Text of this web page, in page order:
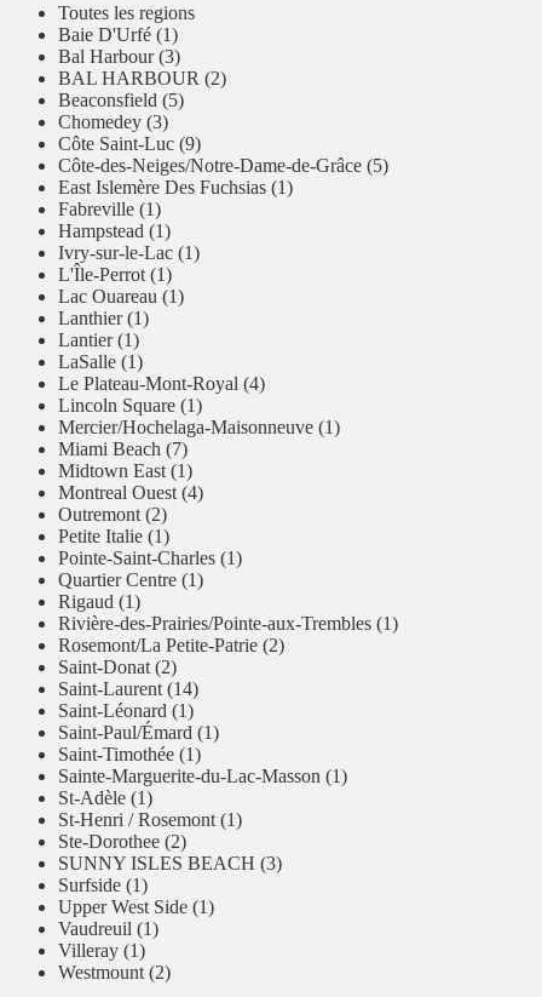
Toutes les regions
Baie D'Urfé (1)
Bal Harbour (3)
BAL HARBOUR (2)
Beaconsfield (5)
Chomedey (3)
Côte Saint-Luc (9)
Côte-des-Neiges/Notre-Dame-de-Grâce (5)
East Islemère Des Fuchsias (1)
Fabreville (1)
Hampstead (1)
Ivry-sur-le-Lac (1)
L'Île-Perrot (1)
Lac Ouareau (1)
Lanthier (1)
Lantier (1)
LaSalle (1)
Le Plateau-Mont-Royal (4)
Lincoln Square (1)
Mercier/Hochelaga-Maisonneuve (1)
Miami Beach (7)
Midtown East (1)
Montreal Ouest (4)
Outremont (2)
Petite Italie (1)
Pointe-Saint-Charles (1)
Quartier Centre (1)
Rigaud (1)
Rivière-des-Prairies/Pointe-aux-Trembles (1)
Rosemont/La Petite-Patrie (2)
Saint-Donat (2)
Saint-Laurent (14)
Saint-Léonard (1)
Saint-Paul/Émard (1)
Saint-Timothée (1)
Sainte-Marguerite-du-Lac-Masson (1)
St-Adèle (1)
St-Henri / Rosemont (1)
Ste-Dorothee (2)
SUNNY ISLES BEACH (3)
Surfside (1)
Upper West Side (1)
Vaudreuil (1)
Villeray (1)
Westmount (2)